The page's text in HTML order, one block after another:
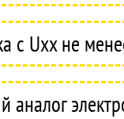
с Uхх не
аналог